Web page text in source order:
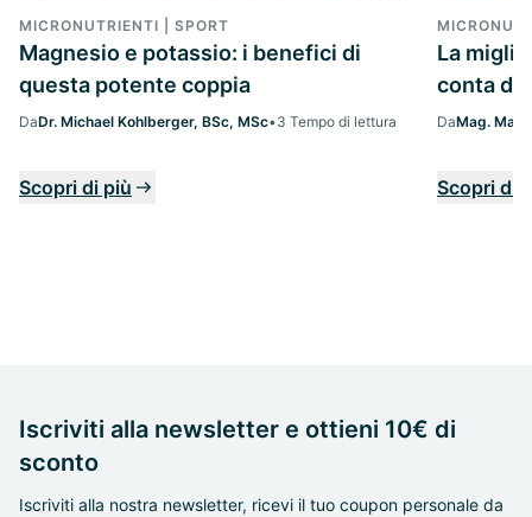
MICRONUTRIENTI | SPORT
Magnesio e potassio: i benefici di
questa potente coppia
DaDr. Michael Kohlberger, BSc, MSc•3 Tempo di lettura
Scopri di più
La
conta
DaMag.
Scopri di
Iscriviti alla newsletter e ottieni 10€ di
sconto
Iscriviti alla nostra newsletter, ricevi il tuo coupon personale da